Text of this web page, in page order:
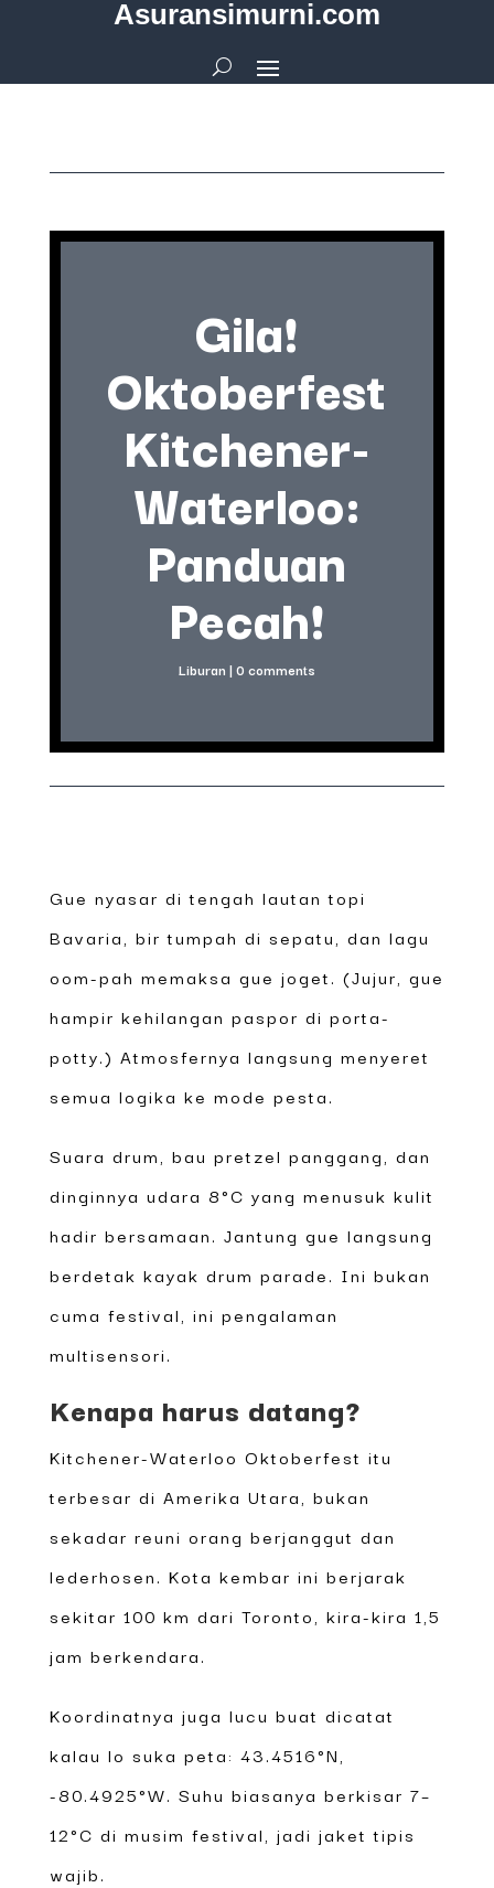
Asuransimurni.com
Gila!
Oktoberfest
Kitchener-
Waterloo:
Panduan
Pecah!
Liburan | 0 comments
Gue nyasar di tengah lautan topi
Bavaria, bir tumpah di sepatu, dan lagu
oom-pah memaksa gue joget. (Jujur, gue
hampir kehilangan paspor di porta-
potty.) Atmosfernya langsung menyeret
semua logika ke mode pesta.
Suara drum, bau pretzel panggang, dan
dinginnya udara 8°C yang menusuk kulit
hadir bersamaan. Jantung gue langsung
berdetak kayak drum parade. Ini bukan
cuma festival, ini pengalaman
multisensori.
Kenapa harus datang?
Kitchener-Waterloo Oktoberfest itu
terbesar di Amerika Utara, bukan
sekadar reuni orang berjanggut dan
lederhosen. Kota kembar ini berjarak
sekitar 100 km dari Toronto, kira-kira 1,5
jam berkendara.
Koordinatnya juga lucu buat dicatat
kalau lo suka peta: 43.4516°N,
-80.4925°W. Suhu biasanya berkisar 7–
12°C di musim festival, jadi jaket tipis
wajib.